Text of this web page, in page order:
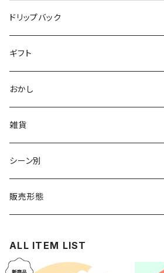
産地
エチオピア
ケニア
インドネシア
焙煎度
深煎り
中深煎り
品種
プロセス
ウォッシュド
ナチュラル
アナエロビック
ドリップバック
ハンドドリップ（ホット）用
水だしアイスコーヒー用
ギフト
おかし
雑貨
シーン別
毎朝のルーチン
非日常を感じる
販売形態
単発購入
ALL ITEM LIST